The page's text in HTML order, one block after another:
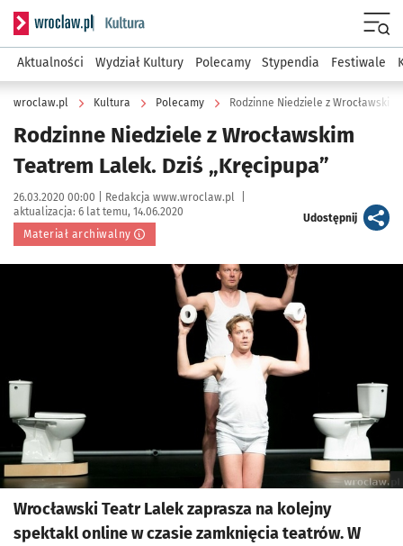
Serwis informacyjny wroclaw.pl podserwis: Kultura
Aktualności Wydział Kultury Polecamy Stypendia Festiwale
wroclaw.pl Kultura Polecamy Rodzinne Niedziele z
Rodzinne Niedziele z Wrocławskim
Teatrem Lalek. Dziś „Kręcipupa”
Data publikacji:
26.03.2020 00:00 | Autor:
Redakcja www.wroclaw.pl
aktualizacja: 6 lat temu, 14.06.2020
Materiał archiwalny
Udostępnijartykuł
Wrocławski Teatr Lalek zaprasza na kolejny
spektakl online w czasie zamknięcia teatrów. W